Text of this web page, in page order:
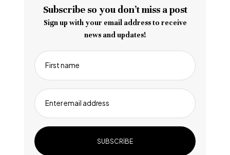
Subscribe so you don’t miss a post
Sign up with your email address to receive
news and updates!
First name
Enter email address